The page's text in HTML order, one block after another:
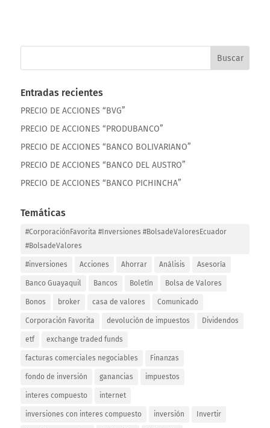
Entradas recientes
PRECIO DE ACCIONES “BVG”
PRECIO DE ACCIONES “PRODUBANCO”
PRECIO DE ACCIONES “BANCO BOLIVARIANO”
PRECIO DE ACCIONES “BANCO DEL AUSTRO”
PRECIO DE ACCIONES “BANCO PICHINCHA”
Temáticas
#CorporaciónFavorita #Inversiones #BolsadeValoresEcuador
#BolsadeValores
#inversiones Acciones Ahorrar Análisis Asesoría
Banco Guayaquil Bancos Boletín Bolsa de Valores
Bonos broker casa de valores Comunicado
Corporación Favorita devolución de impuestos Dividendos
etf exchange traded funds
facturas comerciales negociables Finanzas
fondo de inversión ganancias impuestos
interes compuesto internet
inversiones con interes compuesto inversión Invertir